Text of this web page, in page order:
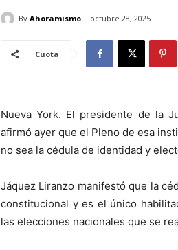
By Ahoramismo octubre 28, 2025
Cuota
Nueva York. El presidente de la
afirmó ayer que el Pleno de esa
no sea la cédula de identidad y
Jáquez Liranzo manifestó que la
constitucional y es el único
las elecciones nacionales que se